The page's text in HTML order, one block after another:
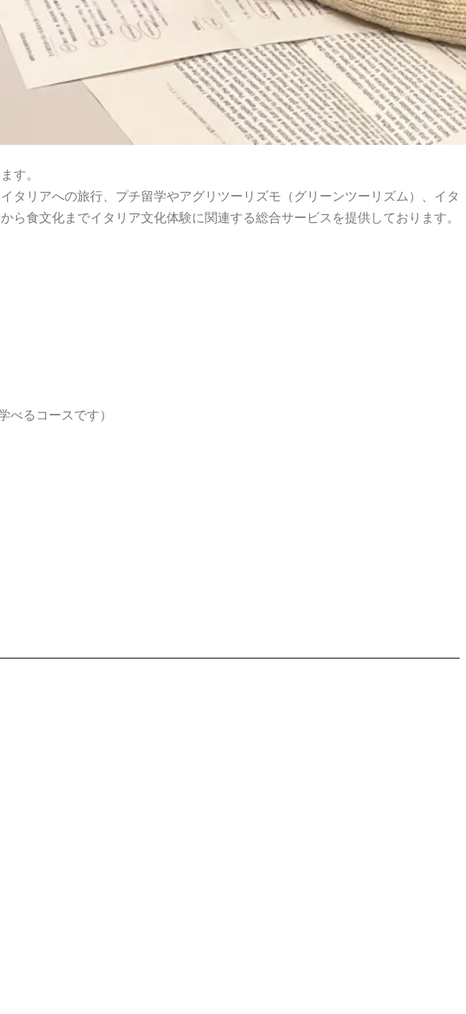
す。
リアへの旅行、プチ留学やアグリツーリズモ（グリーンツーリズム）、イタ
食文化までイタリア文化体験に関連する総合サービスを提供しております。
べるコースです）